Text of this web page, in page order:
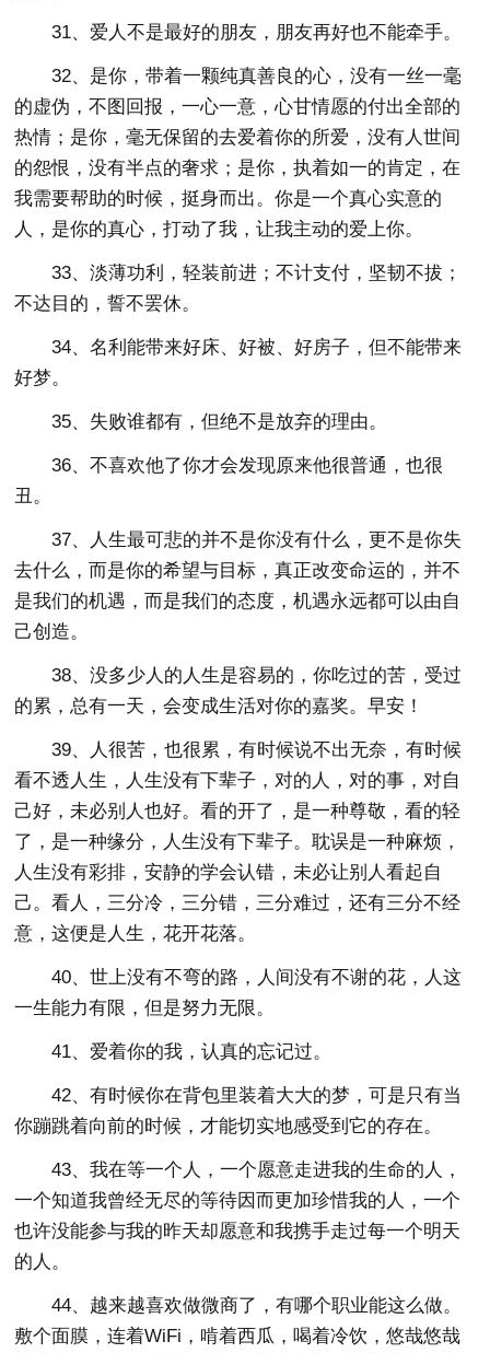
31、爱人不是最好的朋友，朋友再好也不能牵手。
32、是你，带着一颗纯真善良的心，没有一丝一毫
的虚伪，不图回报，一心一意，心甘情愿的付出全部的
热情；是你，毫无保留的去爱着你的所爱，没有人世间
的怨恨，没有半点的奢求；是你，执着如一的肯定，在
我需要帮助的时候，挺身而出。你是一个真心实意的
人，是你的真心，打动了我，让我主动的爱上你。
33、淡薄功利，轻装前进；不计支付，坚韧不拔；
不达目的，誓不罢休。
34、名利能带来好床、好被、好房子，但不能带来
好梦。
35、失败谁都有，但绝不是放弃的理由。
36、不喜欢他了你才会发现原来他很普通，也很
丑。
37、人生最可悲的并不是你没有什么，更不是你失
去什么，而是你的希望与目标，真正改变命运的，并不
是我们的机遇，而是我们的态度，机遇永远都可以由自
己创造。
38、没多少人的人生是容易的，你吃过的苦，受过
的累，总有一天，会变成生活对你的嘉奖。早安！
39、人很苦，也很累，有时候说不出无奈，有时候
看不透人生，人生没有下辈子，对的人，对的事，对自
己好，未必别人也好。看的开了，是一种尊敬，看的轻
了，是一种缘分，人生没有下辈子。耽误是一种麻烦，
人生没有彩排，安静的学会认错，未必让别人看起自
己。看人，三分冷，三分错，三分难过，还有三分不经
意，这便是人生，花开花落。
40、世上没有不弯的路，人间没有不谢的花，人这
一生能力有限，但是努力无限。
41、爱着你的我，认真的忘记过。
42、有时候你在背包里装着大大的梦，可是只有当
你蹦跳着向前的时候，才能切实地感受到它的存在。
43、我在等一个人，一个愿意走进我的生命的人，
一个知道我曾经无尽的等待因而更加珍惜我的人，一个
也许没能参与我的昨天却愿意和我携手走过每一个明天
的人。
44、越来越喜欢做微商了，有哪个职业能这么做。
敷个面膜，连着WiFi，啃着西瓜，喝着冷饮，悠哉悠哉